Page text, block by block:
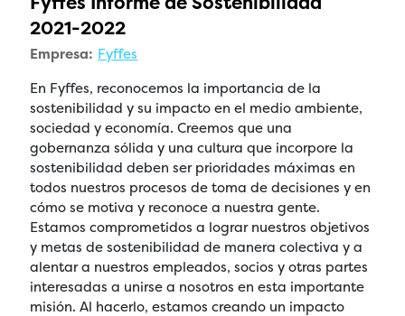
2021-2022
Empresa: Fyffes
En Fyffes, reconocemos la importancia de la
sostenibilidad y su impacto en el medio ambiente,
sociedad y economía. Creemos que una
gobernanza sólida y una cultura que incorpore la
sostenibilidad deben ser prioridades máximas en
todos nuestros procesos de toma de decisiones y en
cómo se motiva y reconoce a nuestra gente.
Estamos comprometidos a lograr nuestros objetivos
y metas de sostenibilidad de manera colectiva y a
alentar a nuestros empleados, socios y otras partes
interesadas a unirse a nosotros en esta importante
misión. Al hacerlo, estamos creando un impacto